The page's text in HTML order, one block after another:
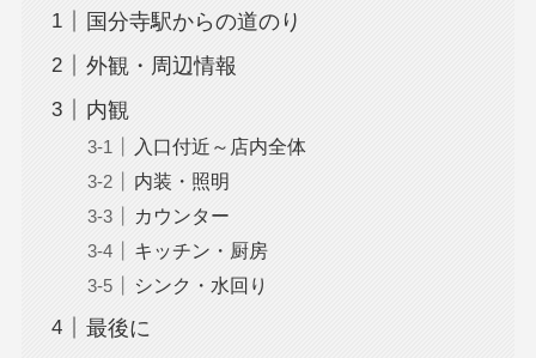
国分寺駅からの道のり
外観・周辺情報
内観
入口付近～店内全体
内装・照明
カウンター
キッチン・厨房
シンク・水回り
最後に